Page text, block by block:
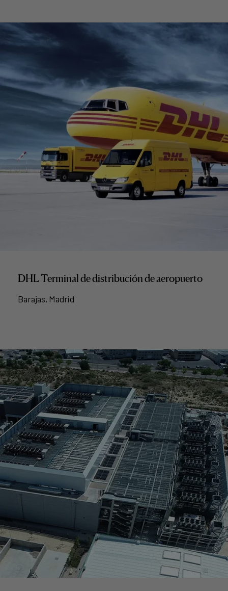
DHL Terminal de distribución de aeropuerto
Barajas, Madrid